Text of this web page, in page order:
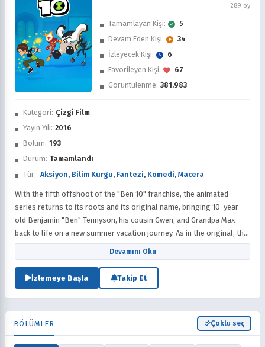
İzledim
Favorilere Ekle
Sonra İzle
289 oy
Kategori: Çizgi Film
Yayın Yılı: 2016
Bölüm: 193
Durum: Tamamlandı
Tür: Aksiyon, Bilim Kurgu, Fantezi, Komedi, Macera
Tamamlayan Kişi:
5
Devam Eden Kişi:
34
İzleyecek Kişi:
6
Favorileyen Kişi:
67
Görüntülenme: 381.983
With the fifth offshoot of the "Ben 10" franchise, the animated
series returns to its roots and its original name, bringing 10-year-
old Benjamin "Ben" Tennyson, his cousin Gwen, and Grandpa Max
back to life on a new summer vacation journey. As in the original, the
stories in the remake of the series also spin around an alien
wristwatch called "the Omnitrix," with the help of Ben can turn into
ten different aliens, which come up with different supernatural
powers. He fights enemy aliens and experiences with his grandfather
and cousin the most exciting vacation imaginable.
Devamını Oku
İzlemeye Başla Takip Et
BÖLÜMLER Çoklu seç